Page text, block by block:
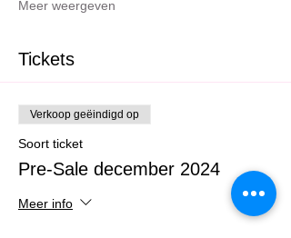
Meer weergeven
Tickets
Verkoop geëindigd op
Soort ticket
Pre-Sale december 2024
Meer info